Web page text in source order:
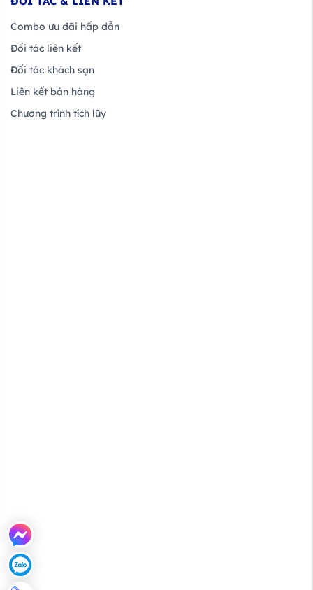
Combo ưu đãi hấp dẫn
Đối tác liên kết
Đối tác khách sạn
Liên kết bán hàng
Chương trình tích lũy